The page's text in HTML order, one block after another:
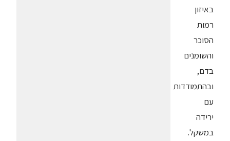
באיזון
רמות
הסוכר
והשומנים
בדם,
ובהתמודדות
עם
ירידה
במשקל.